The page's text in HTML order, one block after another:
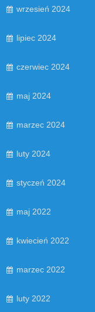
wrzesień 2024
lipiec 2024
czerwiec 2024
maj 2024
marzec 2024
luty 2024
styczeń 2024
maj 2022
kwiecień 2022
marzec 2022
luty 2022